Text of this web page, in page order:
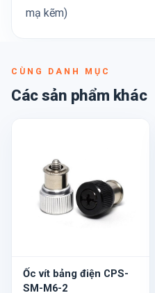
mạ kẽm)
CÙNG DANH MỤC
Các sản phẩm khác
Ốc vít bảng điện CPS-
SM-M6-2